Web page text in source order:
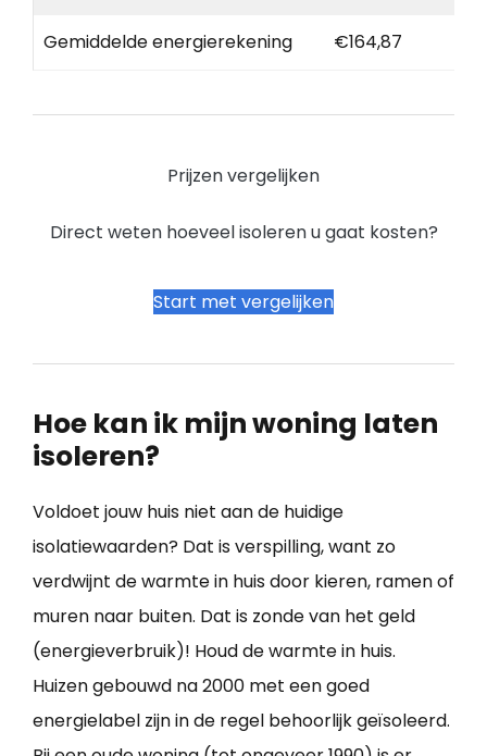
Gemiddelde energierekening €164,87
Prijzen vergelijken
Direct weten hoeveel isoleren u gaat kosten?
Start met vergelijken
Hoe kan ik mijn woning laten
isoleren?
Voldoet jouw huis niet aan de huidige
isolatiewaarden? Dat is verspilling, want zo
verdwijnt de warmte in huis door kieren, ramen of
muren naar buiten. Dat is zonde van het geld
(energieverbruik)! Houd de warmte in huis.
Huizen gebouwd na 2000 met een goed
energielabel zijn in de regel behoorlijk geïsoleerd.